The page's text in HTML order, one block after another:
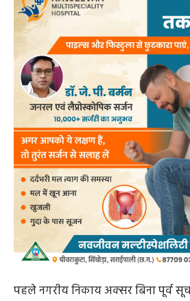
पहले नगरीय निकाय अक्सर बिना पूर्व